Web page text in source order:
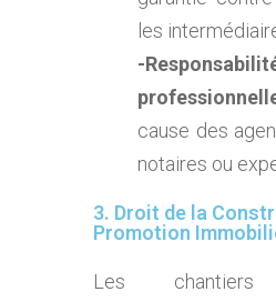
les
-
cause des
notaires ou
3. Droit de la
Promotion
Les chantiers